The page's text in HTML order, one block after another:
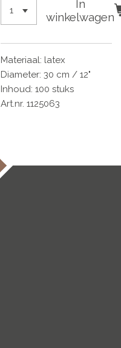
In
winkelwagen
Materiaal: latex
Diameter: 30 cm / 12"
Inhoud: 100 stuks
Art.nr. 1125063